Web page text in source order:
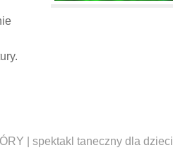
| spektakl taneczny dla dzieci